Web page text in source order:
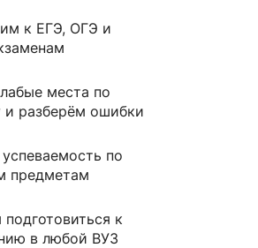
к ЕГЭ, ОГЭ и
места по
и разберём ошибки
по
предметам
к
в любой ВУЗ